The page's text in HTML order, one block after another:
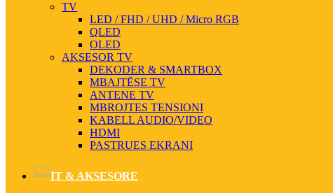
TV
LED / FHD / UHD / Micro RGB
QLED
OLED
AKSESOR TV
DEKODER & SMARTBOX
MBAJTËSE TV
ANTENE TV
MBROJTES TENSIONI
KABELL AUDIO/VIDEO
HDMI
PASTRUES EKRANI
IT & AKSESORE